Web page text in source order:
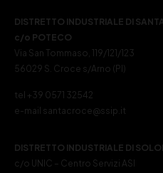
DISTRETTO INDUSTRIALE DI
c/o POTECO
Via San Tommaso, 119/121/123
56029 S. Croce s/Arno (PI)
tel +39 0571 32542
e-mail santacroce@ssip.it
DISTRETTO INDUSTRIALE DI
c/o UNIC – Centro Servizi ASI